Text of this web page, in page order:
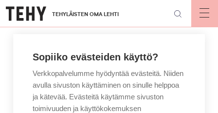
Hyppää
pääsisältöön
TEHYLÄISTEN OMA LEHTI
Sopiiko evästeiden käyttö?
Verkkopalvelumme hyödyntää evästeitä. Niiden
avulla sivuston käyttäminen on sinulle helppoa
ja kätevää. Evästeitä käytämme sivuston
toimivuuden ja käyttökokemuksen